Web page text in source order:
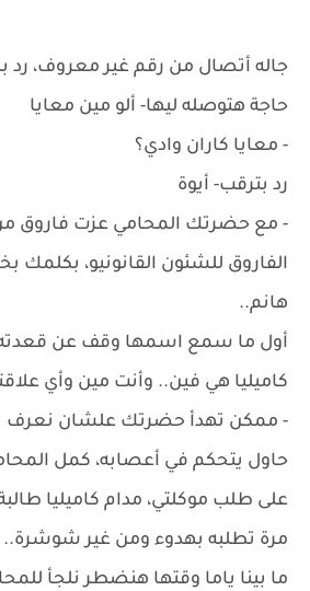
جاله أتصال من رقم غير معروف، رد
حاجة هتوصله ليها- ألو مين معايا
- معايا كاران وادي؟
رد بترقب- أيوة
- مع حضرتك المحامي عزت فاروق
الفاروق للشئون القانونيو، بكلمك
هانم..
أول ما سمع اسمها وقف عن قعدته
كاميليا هي فين.. وأنت مين وأي
- ممكن تهدأ حضرتك علشان نعرف
حاول يتحكم في أعصابه، كمل
على طلب موكلتي، مدام كاميليا
مرة تطلبه بهدوء ومن غير شوشرة..
ما بينا ياما وقتها هنضطر نلجأ